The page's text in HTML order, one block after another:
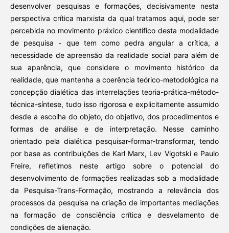
desenvolver pesquisas e formações, decisivamente nesta
perspectiva crítica marxista da qual tratamos aqui, pode ser
percebida no movimento práxico científico desta modalidade
de pesquisa - que tem como pedra angular a crítica, a
necessidade de apreensão da realidade social para além de
sua aparência, que considere o movimento histórico da
realidade, que mantenha a coerência teórico-metodológica na
concepção dialética das interrelações teoria-prática-método-
técnica-síntese, tudo isso rigorosa e explicitamente assumido
desde a escolha do objeto, do objetivo, dos procedimentos e
formas de análise e de interpretação. Nesse caminho
orientado pela dialética pesquisar-formar-transformar, tendo
por base as contribuições de Karl Marx, Lev Vigotski e Paulo
Freire, refletimos neste artigo sobre o potencial do
desenvolvimento de formações realizadas sob a modalidade
da Pesquisa-Trans-Formação, mostrando a relevância dos
processos da pesquisa na criação de importantes mediações
na formação de consciência crítica e desvelamento de
condições de alienação.